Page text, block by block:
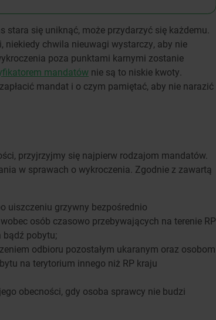
się uniknąć, może przydarzyć się każdemu.
niekiedy chwila nieuwagi wystarczy, aby nie
poza punktami karnymi zostanie
mandatów nie są to niskie kwoty.
mandat i o czym pamiętać, aby nie narazić
przyjrzyjmy się najpierw rodzajom mandatów.
w sprawach o wykroczenia. Zgodnie z zawartą
uiszczeniu grzywny bezpośrednio
osób czasowo przebywających na terenie RP
bądź pobytu;
odbioru pozostałym ukaranym oraz osobom
na terytorium innego niż RP kraju
obecności, gdy osoba sprawcy nie budzi